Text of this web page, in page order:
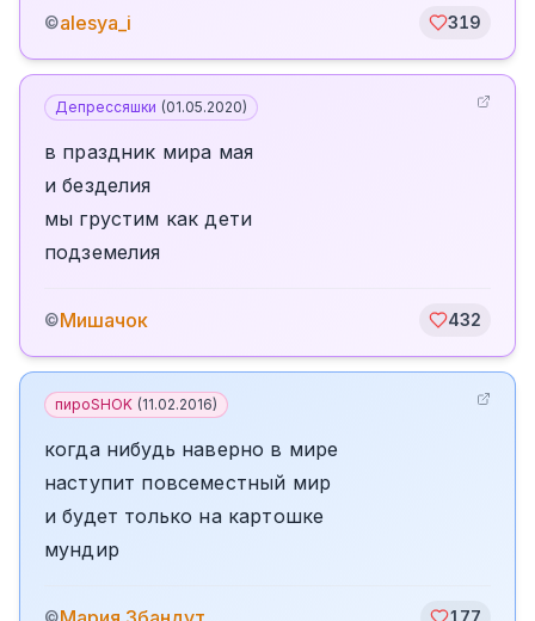
©alesya_i 319
Депрессяшки (01.05.2020)
в праздник мира мая
и безделия
мы грустим как дети
подземелия
©Мишачок 432
пироSHOK (11.02.2016)
когда нибудь наверно в мире
наступит повсеместный мир
и будет только на картошке
мундир
© 177